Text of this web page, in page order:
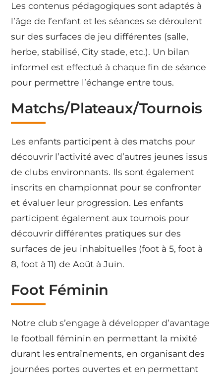
Les contenus pédagogiques sont adaptés à
l’âge de l’enfant et les séances se déroulent
sur des surfaces de jeu différentes (salle,
herbe, stabilisé, City stade, etc.). Un bilan
informel est effectué à chaque fin de séance
pour permettre l’échange entre tous.
Matchs/Plateaux/Tournois
Les enfants participent à des matchs pour
découvrir l’activité avec d’autres jeunes issus
de clubs environnants. Ils sont également
inscrits en championnat pour se confronter
et évaluer leur progression. Les enfants
participent également aux tournois pour
découvrir différentes pratiques sur des
surfaces de jeu inhabituelles (foot à 5, foot à
8, foot à 11) de Août à Juin.
Foot Féminin
Notre club s’engage à développer d’avantage
le football féminin en permettant la mixité
durant les entraînements, en organisant des
journées portes ouvertes et en permettant